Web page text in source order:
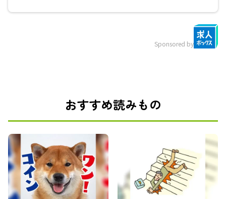
Sponsored by
おすすめ読みもの